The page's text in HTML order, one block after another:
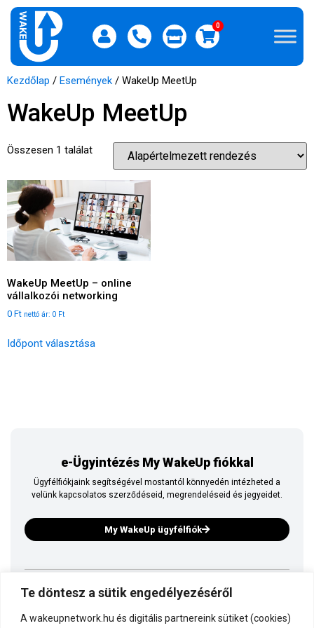
Te döntesz a sütik engedélyezéséről
A wakeupnetwork.hu és digitális partnereink sütiket (cookies)
0
Kezdőlap / Események / WakeUp MeetUp
WakeUp MeetUp
Összesen 1 találat
WakeUp MeetUp – online
vállalkozói networking
0 Ft nettó ár: 0 Ft
Időpont választása
e-Ügyintézés My WakeUp fiókkal
Ügyfélfiókjaink segítségével mostantól könnyedén intézheted a
velünk kapcsolatos szerződéseid, megrendeléseid és jegyeidet.
My WakeUp ügyfélfiók
Ez is a WakeUp